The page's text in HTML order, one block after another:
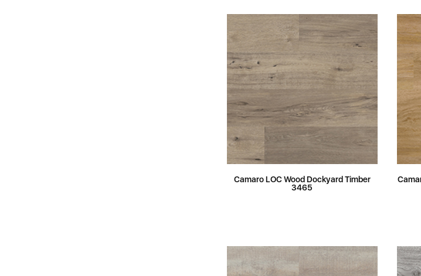
Camaro LOC Wood Dockyard Timber
3465